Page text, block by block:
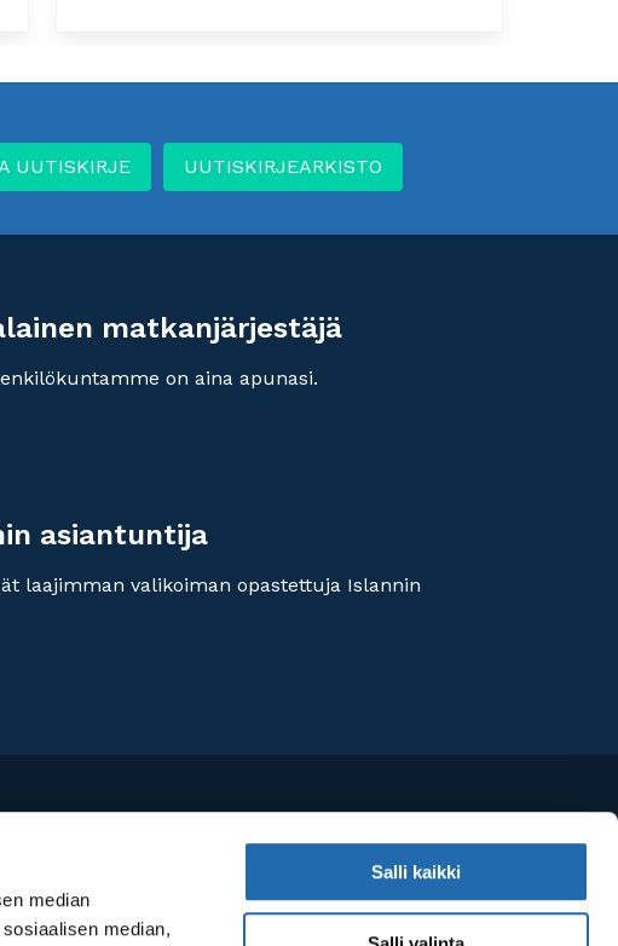
median
median,
Salli kaikki
UUTISKIRJE UUTISKIRJEARKISTO
matkanjärjestäjä
on aina apunasi.
asiantuntija
laajimman valikoiman opastettuja Islannin